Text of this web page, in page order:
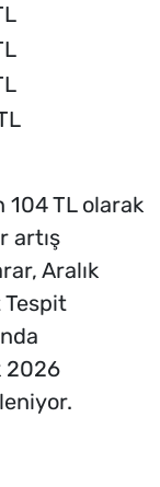
104 TL olarak
artış
Aralık
Tespit
2026